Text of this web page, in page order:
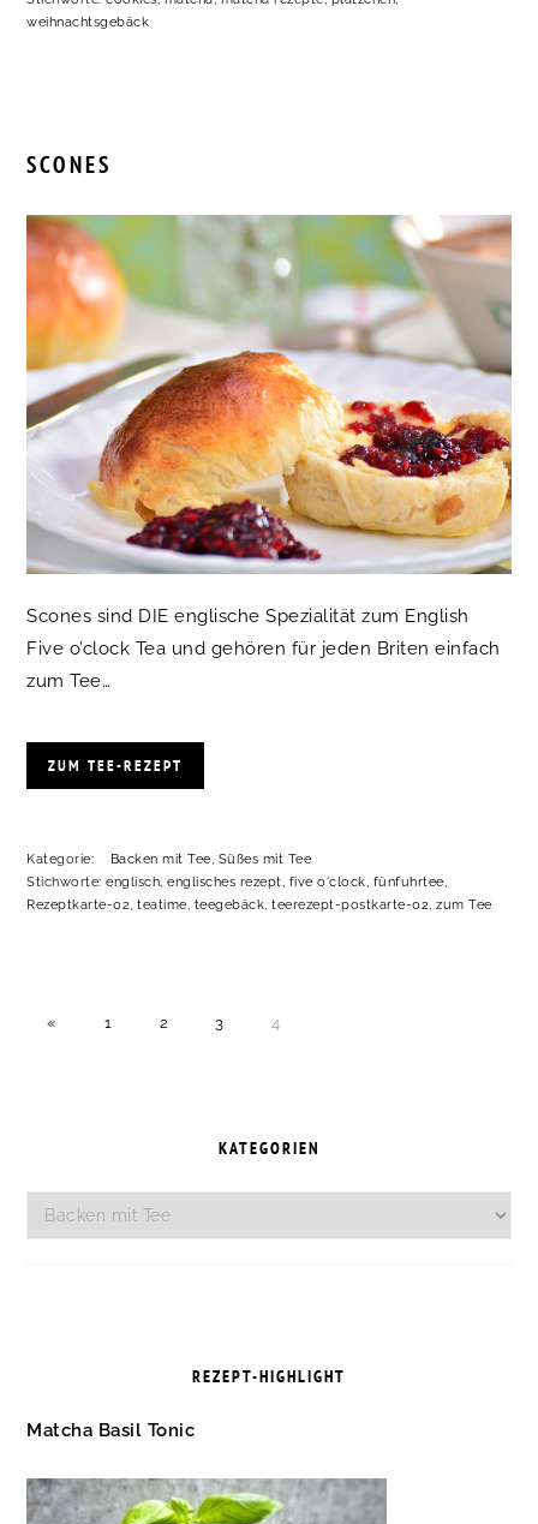
weihnachtsgebäck
SCONES
Scones sind DIE englische Spezialität zum English
Five o’clock Tea und gehören für jeden Briten einfach
zum Tee…
ZUM TEE-REZEPT
Kategorie: Backen mit Tee, Süßes mit Tee
Stichworte:englisch,englisches rezept, five o'clock, fünfuhrtee,
Rezeptkarte-02,teatime, teegebäck,teerezept-postkarte-02,zum Tee
«
VORHERIGE
SEITE
1 SEITE
2 SEITE
3 SEITE
4
KATEGORIEN
Kategorien
REZEPT-HIGHLIGHT
Matcha Basil Tonic